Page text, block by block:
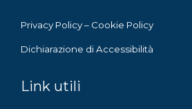
Privacy Policy– Cookie Policy
Dichiarazione di Accessibilità
Link utili